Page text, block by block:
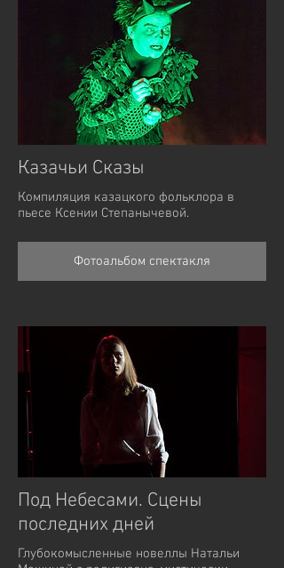
Казачьи Сказы
Компиляция казацкого фольклора в
пьесе Ксении Степанычевой.
Фотоальбом спектакля
Под Небесами. Сцены
последних дней
Глубокомысленные новеллы Натальи